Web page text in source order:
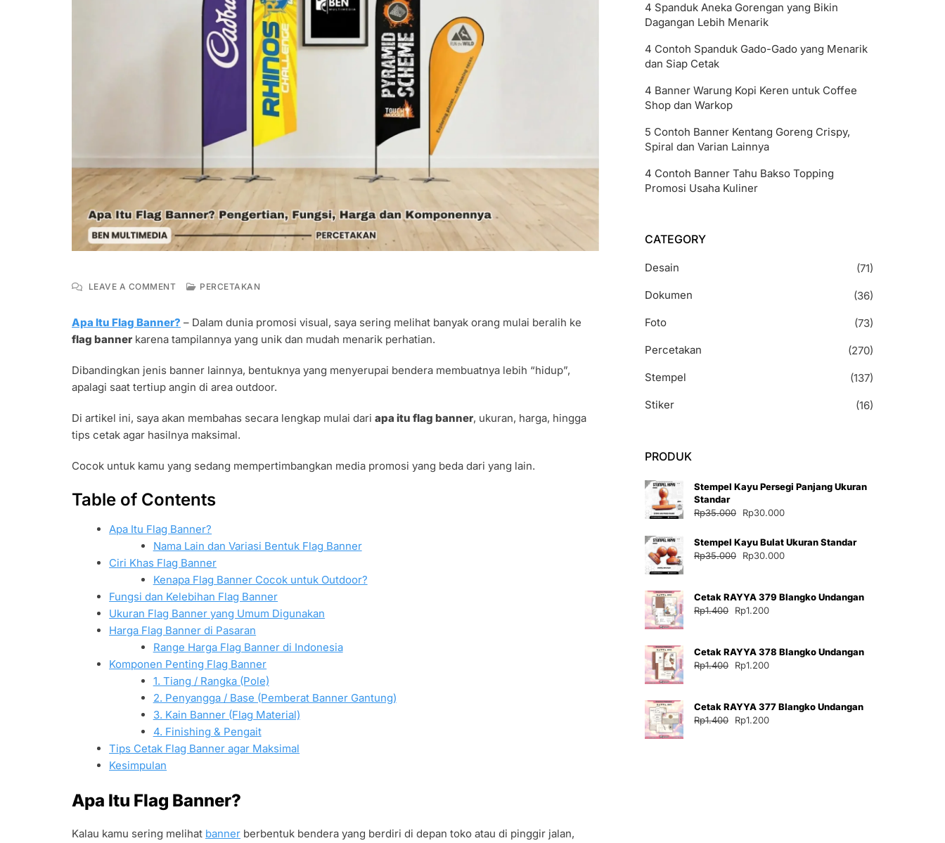
LEAVE A COMMENTON
FLAG
BANNER?
FUNGSI
KOMPONENNYA
PERCETAKAN
Apa Itu Flag Banner? – Dalam dunia promosi visual, saya sering melihat banyak orang mulai beralih ke
flag banner karena tampilannya yang unik dan mudah menarik perhatian.
Dibandingkan jenis banner lainnya, bentuknya yang menyerupai bendera membuatnya lebih “hidup”,
apalagi saat tertiup angin di area outdoor.
Di artikel ini, saya akan membahas secara lengkap mulai dari apa itu flag banner, ukuran, harga, hingga
tips cetak agar hasilnya maksimal.
Cocok untuk kamu yang sedang mempertimbangkan media promosi yang beda dari yang lain.
Table of Contents
Apa Itu Flag Banner?
Nama Lain dan Variasi Bentuk Flag Banner
Ciri Khas Flag Banner
Kenapa Flag Banner Cocok untuk Outdoor?
Fungsi dan Kelebihan Flag Banner
Ukuran Flag Banner yang Umum Digunakan
Harga Flag Banner di Pasaran
Range Harga Flag Banner di Indonesia
Komponen Penting Flag Banner
1. Tiang / Rangka (Pole)
2. Penyangga / Base (Pemberat Banner Gantung)
3. Kain Banner (Flag Material)
4. Finishing & Pengait
Tips Cetak Flag Banner agar Maksimal
Kesimpulan
Apa Itu Flag Banner?
Kalau kamu sering melihat banner berbentuk bendera yang berdiri di depan toko atau di pinggir jalan,
4 Spanduk Aneka Gorengan yang Bikin
Dagangan Lebih Menarik
4 Contoh Spanduk Gado-Gado yang Menarik
dan Siap Cetak
4 Banner Warung Kopi Keren untuk Coffee
Shop dan Warkop
5 Contoh Banner Kentang Goreng Crispy,
Spiral dan Varian Lainnya
4 Contoh Banner Tahu Bakso Topping
Promosi Usaha Kuliner
CATEGORY
Desain
(71)
Dokumen
(36)
Foto
(73)
Percetakan
(270)
Stempel
(137)
Stiker
(16)
PRODUK
Stempel Kayu Persegi Panjang Ukuran
Standar
Rp35.000
Harga
adalah:
Rp35.000.
Rp30.000
ini
Stempel Kayu Bulat Ukuran Standar
Rp35.000
Harga
Rp35.000.
Rp30.000
adalah:
Cetak RAYYA 379 Blangko Undangan
Rp1.400
Harga
Rp1.400.
Rp1.200
adalah:
Cetak RAYYA 378 Blangko Undangan
Rp1.400
Harga
Rp1.400.
Rp1.200
adalah:
Cetak RAYYA 377 Blangko Undangan
Rp1.400
Harga
Rp1.200